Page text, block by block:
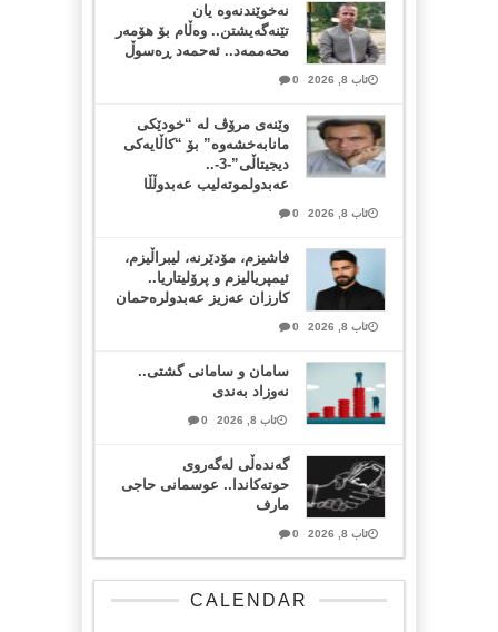
نەخوێندنەوە یان
تێنەگەیشتن.. وەڵام بۆ هۆمەر
محەممەد.. ئەحمەد ڕەسوڵ
ئاب 8, 2026 0
وێنەی مرۆڤ لە “خودێکی
مانابەخشەوە” بۆ “کاڵایەکی
دیجیتاڵی”-3-..
عەبدولموتەلیب عەبدوڵڵا
ئاب 8, 2026 0
فاشیزم، مۆدێرنە، لیبراڵیزم،
ئیمپریالیزم و پرۆلیتاریا..
کارزان عەزیز عەبدولرەحمان
ئاب 8, 2026 0
سامان و سامانی گشتی..
نەوزاد بەندی
ئاب 8, 2026 0
گەندەڵی لەگەروی
حوتەکاندا.. عوسمانی حاجی
مارف
ئاب 8, 2026 0
CALENDAR